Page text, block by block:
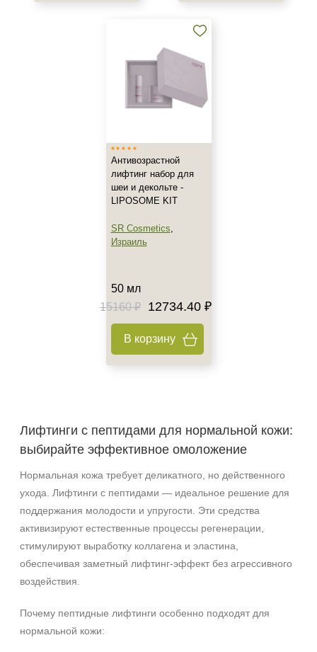
Возрастные изменения
Под макияж
После пилинга
Результат
Гладкость
Защита
Защита от УФ-лучей
Веки
Антивозрастной
лифтинг набор для
шеи и декольте -
LIPOSOME KIT
SR Cosmetics,
Израиль
50 мл
15160 ₽
12734.40 ₽
В корзину
Лифтинги с пептидами для нормальной кожи:
выбирайте эффективное омоложение
Нормальная кожа требует деликатного, но действенного
ухода. Лифтинги с пептидами — идеальное решение для
поддержания молодости и упругости. Эти средства
активизируют естественные процессы регенерации,
стимулируют выработку коллагена и эластина,
обеспечивая заметный лифтинг‑эффект без агрессивного
воздействия.
Почему пептидные лифтинги особенно подходят для
нормальной кожи: